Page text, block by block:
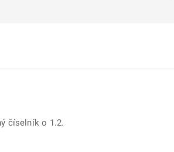
číselník o 1.2.